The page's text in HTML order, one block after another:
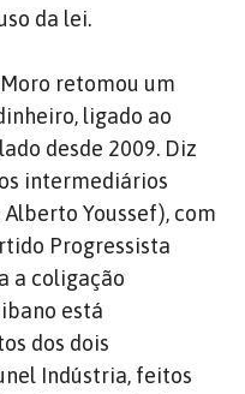
da lei.
retomou um
ligado ao
desde 2009. Diz
intermediários
Youssef), com
Progressista
a coligação
está
dos dois
Indústria, feitos